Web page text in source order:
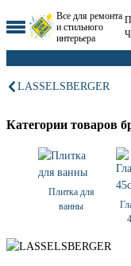
Все для ремонта
и стильного
интерьера
LASSELSBERGER
Категории товаров
Плитка для
ванны